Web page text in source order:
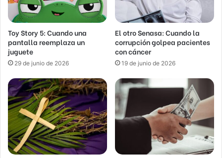
Toy Story 5: Cuando una
pantalla reemplaza un
juguete
29 de junio de 2026
El otro Senasa: Cuando la
corrupción golpea pacientes
con cáncer
19 de junio de 2026